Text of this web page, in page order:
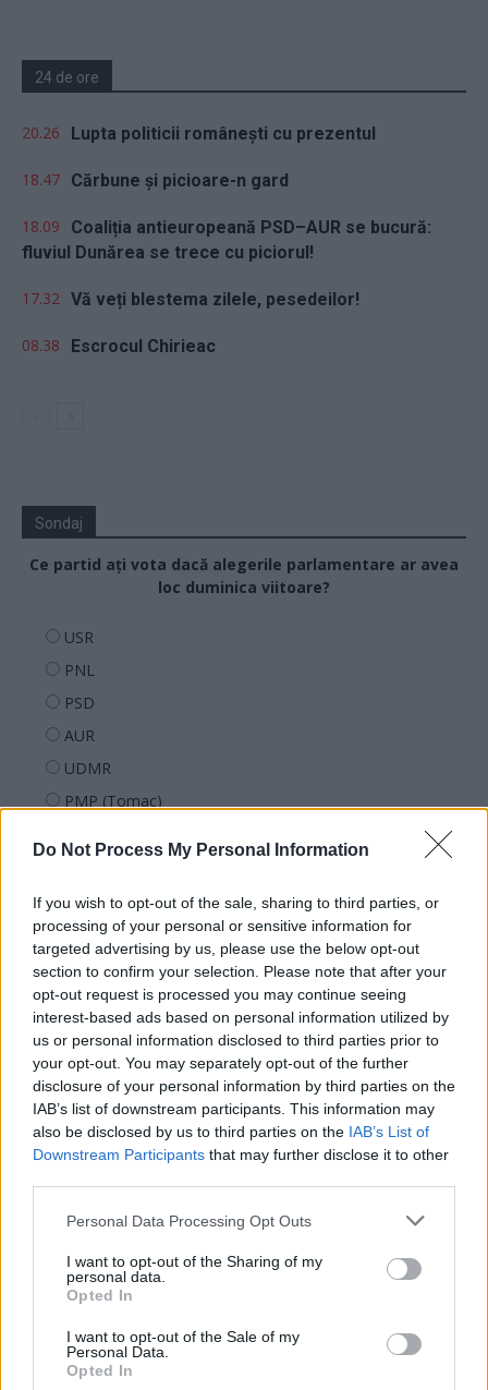
Do Not Process My Personal Information
If you wish to opt-out of the sale, sharing to third parties, or
processing of your personal or sensitive information for
targeted advertising by us, please use the below opt-out
section to confirm your selection. Please note that after your
opt-out request is processed you may continue seeing
interest-based ads based on personal information utilized by
us or personal information disclosed to third parties prior to
your opt-out. You may separately opt-out of the further
disclosure of your personal information by third parties on the
IAB’s list of downstream participants. This information may
also be disclosed by us to third parties on the IAB’s List of
Downstream Participants that may further disclose it to other
Personal Data Processing Opt Outs
I want to opt-out of the Sharing of my
personal data.
Opted In
I want to opt-out of the Sale of my
Personal Data.
Opted In
24 de ore
20.26 Lupta politicii românești cu prezentul
18.47 Cărbune și picioare-n gard
18.09
Coaliția antieuropeană PSD–AUR se bucură:
fluviul Dunărea se trece cu piciorul!
17.32 Vă veți blestema zilele, pesedeilor!
08.38 Escrocul Chirieac
Sondaj
Ce partid ați vota dacă alegerile parlamentare ar avea
loc duminica viitoare?
USR
PNL
PSD
AUR
UDMR
PMP (Tomac)
REPER
SENS
SOS (Șoșoacă)
POT (Gavrilă)
PACE (Peia)
Acțiunea Conservatoare (Târziu)
PDF (Lazarus)
PUSL (D. Voiculescu)
PNȚCD (Pavelescu)
PNCR (Terheș)
Partidul Patrioților (Surugiu)
FAR (Coarnă)
România pe Primul Loc (Ponta)